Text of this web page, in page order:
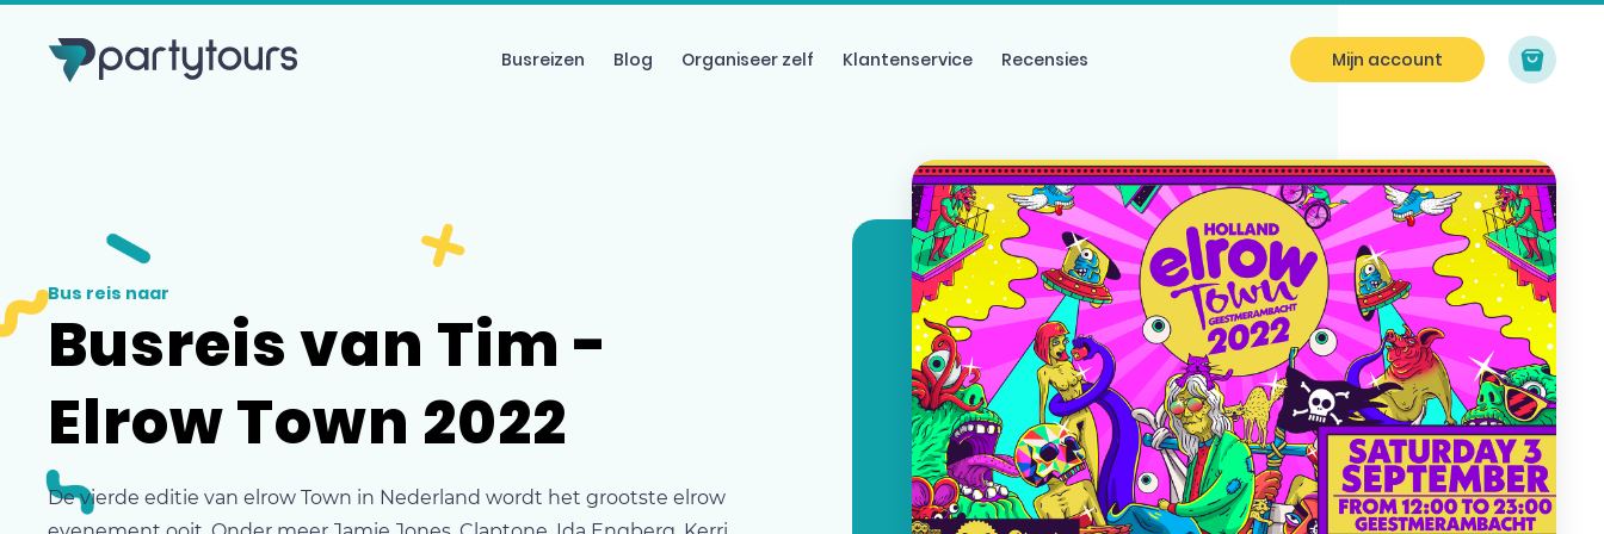
Busreizen Blog Organiseer zelf Klantenservice Recensies Mijn account
Bus reis naar
Busreis van Tim -
Elrow Town 2022
De vierde editie van elrow Town in Nederland wordt het grootste elrow